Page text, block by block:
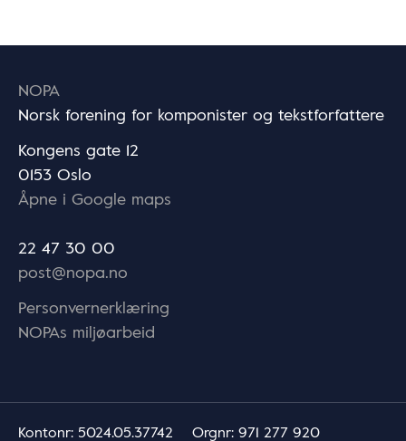
NOPA
Norsk forening for komponister og tekstforfattere
Kongens gate 12
0153 Oslo
Åpne i Google maps
22 47 30 00
post@nopa.no
Personvernerklæring
NOPAs miljøarbeid
Kontonr: 5024.05.37742 Orgnr: 971 277 920